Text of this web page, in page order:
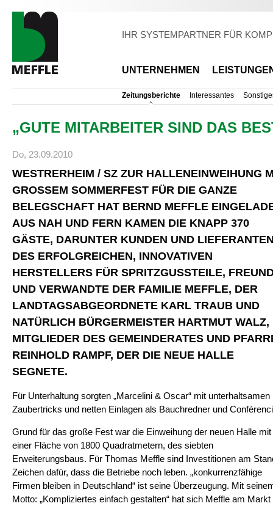
IHR SYSTEMPARTNER FÜR
UNTERNEHMEN
Zeitungsberichte Interessantes
„GUTE MITARBEITER SIND DAS
Do, 23.09.2010
WESTRERHEIM / SZ ZUR HALLENEINWEIHUNG
GROSSEM SOMMERFEST FÜR DIE GANZE B
ELEGSCHAFT HAT BERND MEFFLE
US NAH UND FERN KAMEN DIE KNAPP 370 G
ÄSTE, DARUNTER KUNDEN UND LIEFERANTEN
ES ERFOLGREICHEN, INNOVATIVEN H
ERSTELLERS FÜR SPRITZGUSSTEILE, FREUNDE
ND VERWANDTE DER FAMILIE MEFFLE, DER L
ANDTAGSABGEORDNETE KARL TRAUB UND N
ATÜRLICH BÜRGERMEISTER HARTMUT WALZ, M
ITGLIEDER DES GEMEINDERATES UND
EINHOLD RAMPF, DER DIE NEUE HALLE S
EGNETE.
Für Unterhaltung sorgten „Marcelini & Oscar“ mit unterhaltsamen
Zaubertricks und netten Einlagen als Bauchredner und
Grund für das große Fest war die Einweihung der neuen Halle mit
einer Fläche von 1800 Quadratmetern, des siebten
Erweiterungsbaus. Für Thomas Meffle sind Investitionen am
Zeichen dafür, dass die Betriebe noch leben. „konkurrenzfähige
Firmen bleiben in Deutschland“ ist seine Überzeugung. Mit
Motto: „Kompliziertes einfach gestalten“ hat sich Meffle am Markt